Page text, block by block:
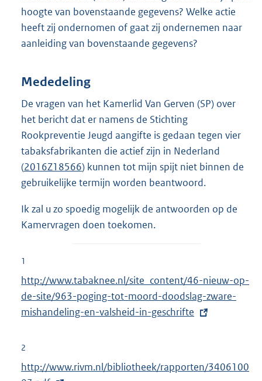
hoogte van bovenstaande gegevens? Welke actie
heeft zij ondernomen of gaat zij ondernemen naar
aanleiding van bovenstaande gegevens?
Mededeling
De vragen van het Kamerlid Van Gerven (SP) over
het bericht dat er namens de Stichting
Rookpreventie Jeugd aangifte is gedaan tegen vier
tabaksfabrikanten die actief zijn in Nederland
(2016Z18566) kunnen tot mijn spijt niet binnen de
gebruikelijke termijn worden beantwoord.
Ik zal u zo spoedig mogelijk de antwoorden op de
Kamervragen doen toekomen.
1
E
x
t
r
e
http://www.tabaknee.nl/site_content/46-nieuw-op-
de-site/963-poging-tot-moord-doodslag-zware-
mishandeling-en-valsheid-in-geschrifte
2
E
http://www.rivm.nl/bibliotheek/rapporten/3406100